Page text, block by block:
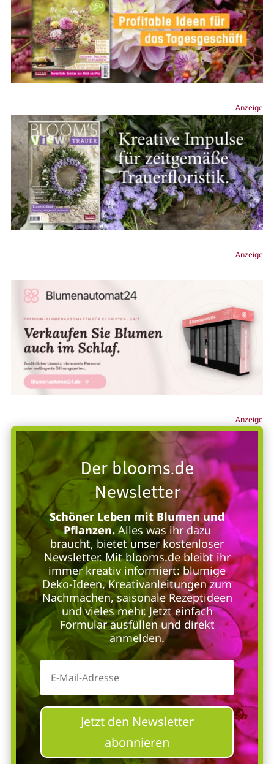
Anzeige
Anzeige
Anzeige
Der blooms.de
Newsletter
Schöner Leben mit Blumen und
Pflanzen.Alles was ihr dazu
braucht, bietet unser kostenloser
Newsletter. Mit blooms.de bleibt ihr
immer kreativ informiert: blumige
Deko-Ideen, Kreativanleitungen zum
Nachmachen, saisonale Rezeptideen
und vieles mehr. Jetzt einfach
Formular ausfüllen und direkt
anmelden.
Jetzt den Newsletter
abonnieren